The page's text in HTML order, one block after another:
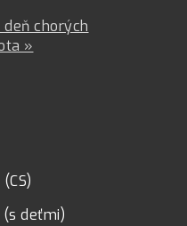
chorých
»
deťmi)